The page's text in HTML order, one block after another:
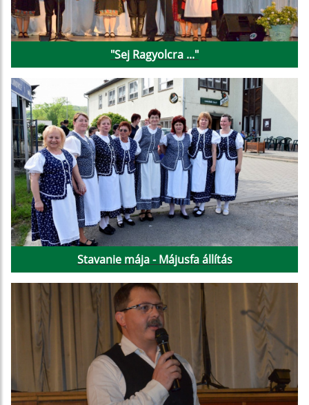
"Sej Ragyolcra ..."
Stavanie mája - Májusfa állítás